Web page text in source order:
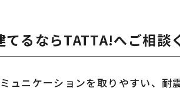
るならTATTA!へご相談
ュニケーションを取りやすい、耐